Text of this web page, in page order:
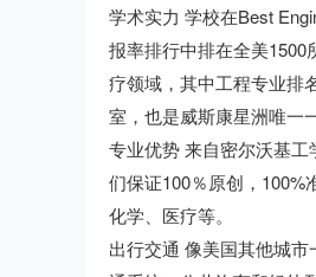
学术实力 学校在Best
报率排行中排在全美
疗领域，其中工程专业排
室，也是威斯康星洲唯一
专业优势 来自密尔沃基
们保证100％原创，100%
化学、医疗等。
出行交通 像美国其他城